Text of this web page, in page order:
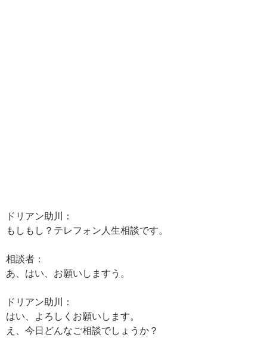
ドリアン助川：
もしもし？テレフォン人生相談です。
相談者：
あ、はい、お願いしますう。
ドリアン助川：
はい、よろしくお願いします。
え、今日どんなご相談でしょうか？